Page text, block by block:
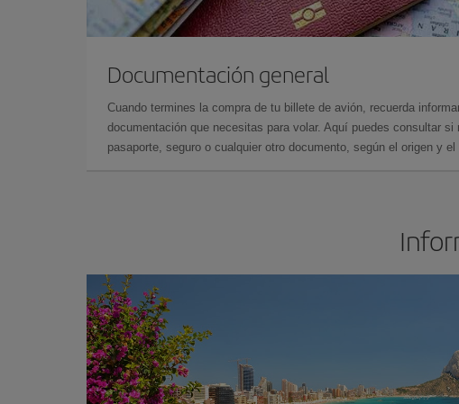
Documentación general
Cuando termines la compra de tu billete de avión, recuerda
documentación que necesitas para volar. Aquí puedes consultar si
pasaporte, seguro o cualquier otro documento, según el origen y